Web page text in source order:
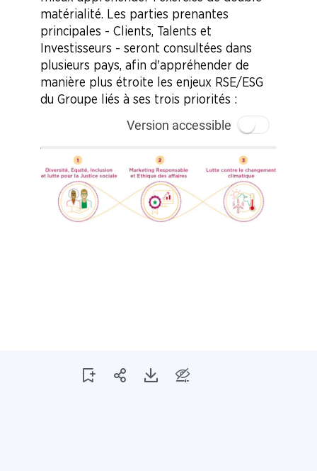
matérialité. Les parties prenantes
principales - Clients, Talents et
Investisseurs - seront consultées dans
plusieurs pays, afin d'appréhender de
manière plus étroite les enjeux RSE/ESG
du Groupe liés à ses trois priorités :
Version accessible